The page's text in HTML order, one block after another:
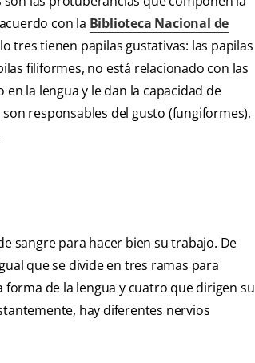
con la Biblioteca Nacional de
tres tienen papilas gustativas: las papilas
filiformes, no está relacionado con las
la lengua y le dan la capacidad de
responsables del gusto (fungiformes),
sangre para hacer bien su trabajo. De
que se divide en tres ramas para
de la lengua y cuatro que dirigen su
hay diferentes nervios